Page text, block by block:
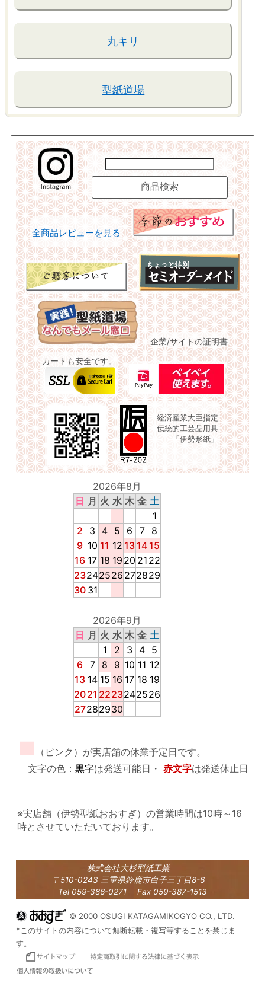
丸キリ
型紙道場
全商品レビューを見る
企業/サイトの証明書
カートも安全です。
経済産業大臣指定
伝統的工芸品用具
「伊勢形紙」
2026年8月
日 月 火 水 木 金 土
1
2
3 4 5 6 7
8
9 10 11 12 13 14 15
16 17 18 19 20 21 22
23242526 272829
30 31
2026年9月
日 月 火 水 木 金 土
1
2 3 4 5
6 7 8 9 10 11 12
13 14 15 16 17 18 19
2021 2223242526
27282930
■
（ピンク）が実店舗の休業予定日です。
文字の色： 黒字は発送可能日・ 赤文字は発送休止日
※実店舗（伊勢型紙おおすぎ）の営業時間は10時～16
時とさせていただいております。
株式会社大杉型紙工業
〒510-0243 三重県鈴鹿市白子三丁目8-6
Tel 059-386-0271 Fax 059-387-1513
© 2000 OSUGI KATAGAMIKOGYO CO., LTD.
*このサイトの内容について無断転載・複写等することを禁じま
す。